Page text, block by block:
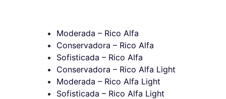
Moderada – Rico Alfa
Conservadora – Rico Alfa
Sofisticada – Rico Alfa
Conservadora – Rico Alfa Light
Moderada – Rico Alfa Light
Sofisticada – Rico Alfa Light